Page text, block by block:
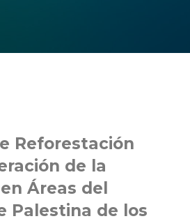
Reforestación
de la
Áreas del
Palestina de los